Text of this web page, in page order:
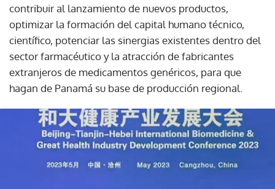
contribuir al lanzamiento de nuevos productos,
optimizar la formación del capital humano técnico,
científico, potenciar las sinergias existentes dentro del
sector farmacéutico y la atracción de fabricantes
extranjeros de medicamentos genéricos, para que
hagan de Panamá su base de producción regional.